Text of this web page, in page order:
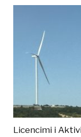
Licencimi i